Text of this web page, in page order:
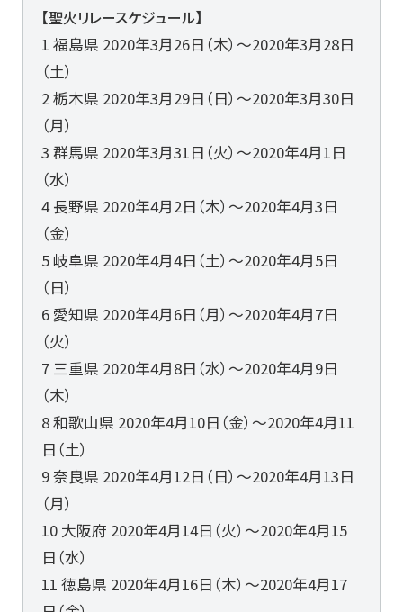
【聖火リレースケジュール】
1 福島県 2020年3月26日（木）～2020年3月28日
（土）
2 栃木県 2020年3月29日（日）～2020年3月30日
（月）
3 群馬県 2020年3月31日（火）～2020年4月1日
（水）
4 長野県 2020年4月2日（木）～2020年4月3日
（金）
5 岐阜県 2020年4月4日（土）～2020年4月5日
（日）
6 愛知県 2020年4月6日（月）～2020年4月7日
（火）
7 三重県 2020年4月8日（水）～2020年4月9日
（木）
8 和歌山県 2020年4月10日（金）～2020年4月11
日（土）
9 奈良県 2020年4月12日（日）～2020年4月13日
（月）
10 大阪府 2020年4月14日（火）～2020年4月15
日（水）
11 徳島県 2020年4月16日（木）～2020年4月17